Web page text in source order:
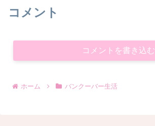
コメント
コメントを書き込む
ホーム バンクーバー生活